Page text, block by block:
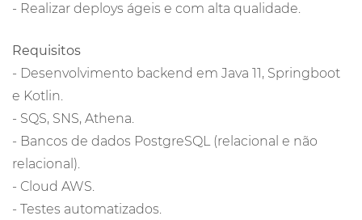
- Realizar deploys ágeis e com alta qualidade.
Requisitos
- Desenvolvimento backend em Java 11, Springboot
e Kotlin.
- SQS, SNS, Athena.
- Bancos de dados PostgreSQL (relacional e não
relacional).
- Cloud AWS.
- Testes automatizados.